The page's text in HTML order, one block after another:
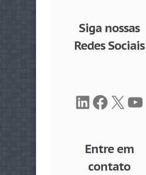
Siga nossas
Redes Sociais
LinkedIn
X
Entre em
contato